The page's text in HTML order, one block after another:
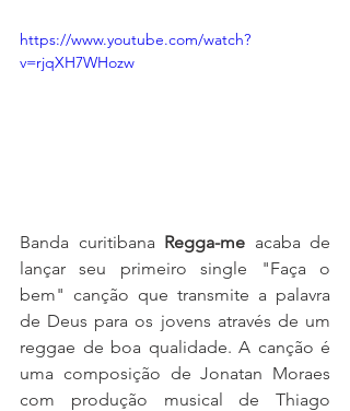
https://www.youtube.com/watch?
v=rjqXH7WHozw
Banda curitibana Regga-me acaba de
lançar seu primeiro single "Faça o
bem" canção que transmite a palavra
de Deus para os jovens através de um
reggae de boa qualidade. A canção é
uma composição de Jonatan Moraes
com produção musical de Thiago